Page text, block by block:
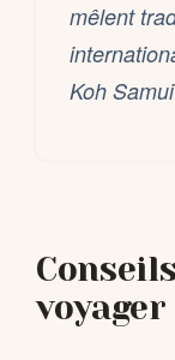
mêlent
Koh Samui